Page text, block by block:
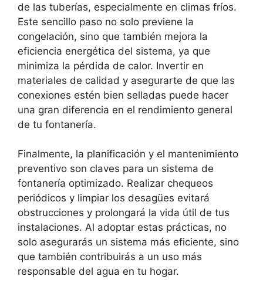
de las tuberías, especialmente en climas fríos.
Este sencillo paso no solo previene la
congelación, sino que también mejora la
eficiencia energética del sistema, ya que
minimiza la pérdida de calor. Invertir en
materiales de calidad y asegurarte de que las
conexiones estén bien selladas puede hacer
una gran diferencia en el rendimiento general
de tu fontanería.
Finalmente, la planificación y el mantenimiento
preventivo son claves para un sistema de
fontanería optimizado. Realizar chequeos
periódicos y limpiar los desagües evitará
obstrucciones y prolongará la vida útil de tus
instalaciones. Al adoptar estas prácticas, no
solo asegurarás un sistema más eficiente, sino
que también contribuirás a un uso más
responsable del agua en tu hogar.